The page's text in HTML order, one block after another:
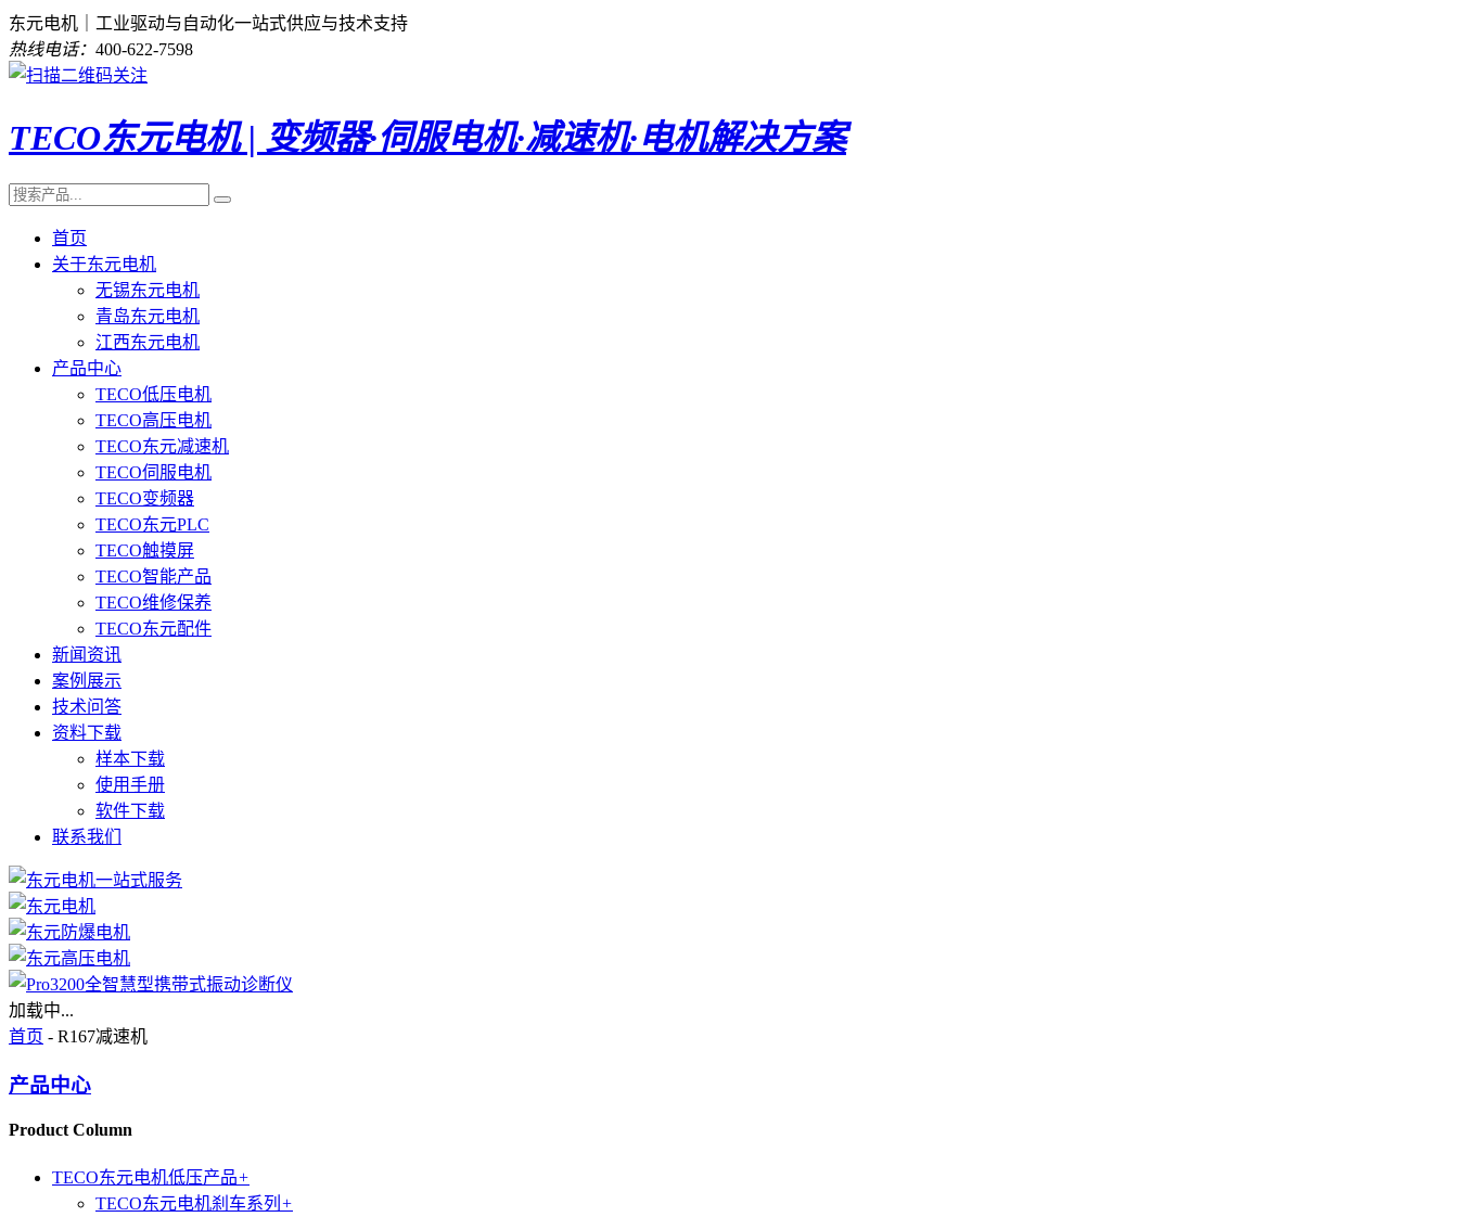
东元电机｜工业驱动与自动化一站式供应与技术支持
热线电话： 400-622-7598
TECO东元电机 | 变频器·伺服电机·减速机·电机解决方案
首页
关于东元电机
无锡东元电机
青岛东元电机
江西东元电机
产品中心
TECO低压电机
TECO高压电机
TECO东元减速机
TECO伺服电机
TECO变频器
TECO东元PLC
TECO触摸屏
TECO智能产品
TECO维修保养
TECO东元配件
新闻资讯
案例展示
技术问答
资料下载
样本下载
使用手册
软件下载
联系我们
加载中...
首页 - R167减速机
产品中心
Product Column
TECO东元电机低压产品+
TECO东元电机刹车系列 +